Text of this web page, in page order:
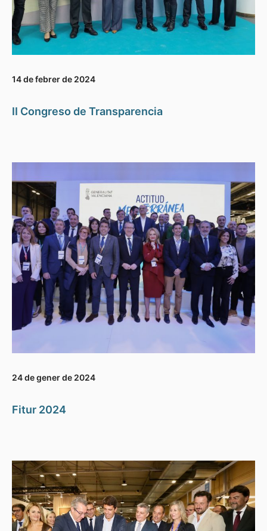
14 de febrer de 2024
II Congreso de Transparencia
24 de gener de 2024
Fitur 2024